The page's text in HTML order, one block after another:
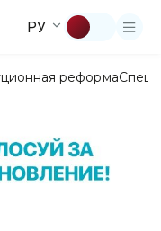
РУ
реформа